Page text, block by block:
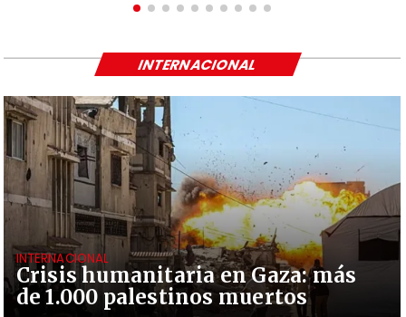
Crisis humanitaria en Gaza: más
de 1.000 palestinos muertos
INTERNACIONAL
INTERNACIONAL